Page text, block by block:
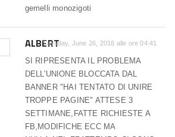
gemelli monozigoti
ALBERTTuesday, June 26, 2018 alle ore 04:41
SI RIPRESENTA IL PROBLEMA
DELL'UNIONE BLOCCATA DAL
BANNER "HAI TENTATO DI UNIRE
TROPPE PAGINE" ATTESE 3
SETTIMANE,FATTE RICHIESTE A
FB,MODIFICHE ECC MA